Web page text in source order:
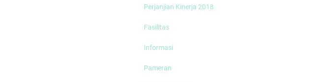
Perjanjian Kinerja 2018
Fasilitas
Informasi
Pameran